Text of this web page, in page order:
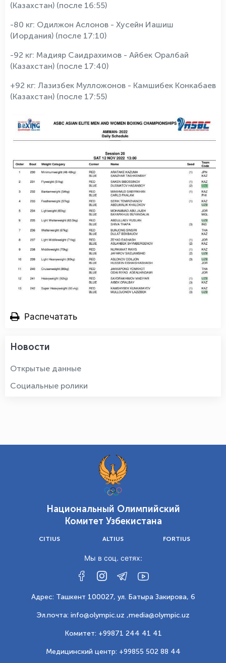
(Казахстан) (после 16:55)
-80 кг: Одилжон Аслонов - Хусейн Иашиш
(Иордания) (после 17:10)
-92 кг: Мадияр Саидрахимов - Айбек Оралбай
(Казахстан) (после 17:40)
+92 кг: Лазизбек Мулложонов - Камшибек Конкабаев
(Казахстан) (после 17:55)
Распечатать
Новости
Открытые данные
Социальные ролики
Национальный Олимпийский
Комитет Узбекистана
CITIUS ALTIUS FORTIUS
Мы в соц. сетях:
Адрес: Ташкент 100027, ул. Батыра Закирова, 6
Эл.почта: info@olympic.uz ,media@olympic.uz
Комитет: +99871 244 41 41
Медицинский центр: +99855 502 88 44